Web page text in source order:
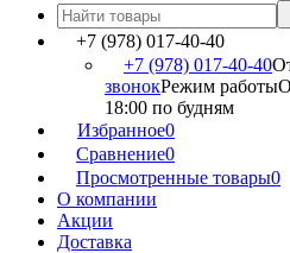
+7 (978) 017-40-40
+7 (978) 017-40-40
звонокРежим работы
18:00 по будням
Избранное0
Сравнение0
Просмотренные товары0
О компании
Акции
Доставка